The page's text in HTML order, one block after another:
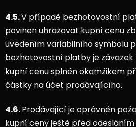
4.5.V případě bezhotovostní
povinen uhrazovat kupní cenu
uvedením variabilního symbolu
bezhotovostní platby je
kupní cenu splněn okamžikem
částky na účet prodávajícího.
4.6.Prodávající je oprávněn
kupní ceny ještě před